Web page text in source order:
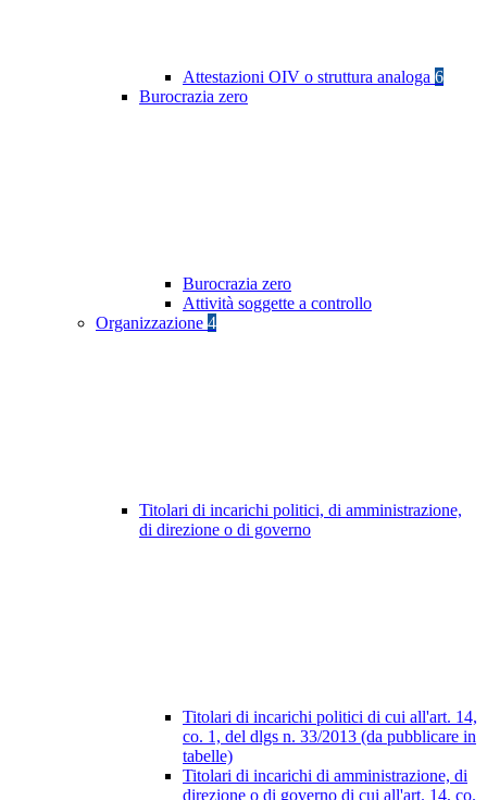
Attestazioni OIV o struttura analoga 6
Burocrazia zero
Burocrazia zero
Attività soggette a controllo
Organizzazione 4
Titolari di incarichi politici, di amministrazione,
di direzione o di governo
Titolari di incarichi politici di cui all'art. 14,
co. 1, del dlgs n. 33/2013 (da pubblicare in
tabelle)
Titolari di incarichi di amministrazione, di
direzione o di governo di cui all'art. 14, co.